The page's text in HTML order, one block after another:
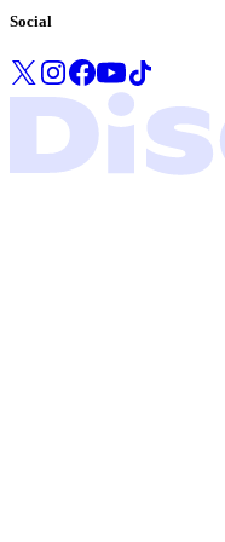
Social